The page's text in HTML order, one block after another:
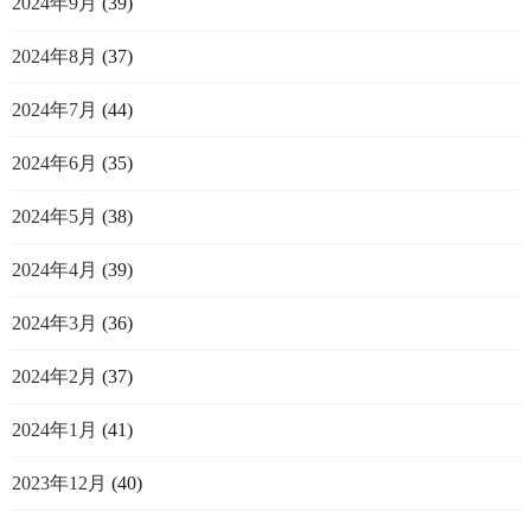
2024年8月 (37)
2024年7月 (44)
2024年6月 (35)
2024年5月 (38)
2024年4月 (39)
2024年3月 (36)
2024年2月 (37)
2024年1月 (41)
2023年12月 (40)